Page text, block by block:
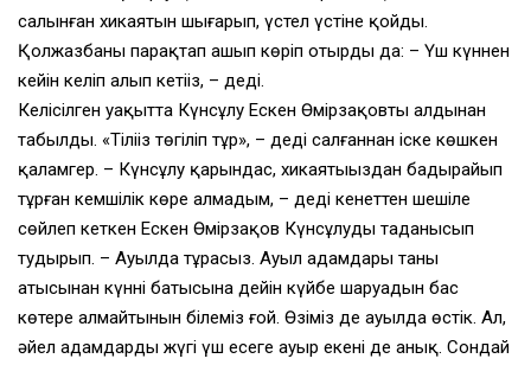
салынған хикаятын шығарып, үстел үстіне қойды.
Қолжазбаны парақтап ашып көріп отырды да: – Үш күннен
кейін келіп алып кетіңіз, – деді.
Келісілген уақытта Күнсұлу Ескен Өмірзақовтың алдынан
табылды. «Тіліңіз төгіліп тұр», – деді салғаннан іске көшкен
қаламгер. – Күнсұлу қарындас, хикаятыңыздан бадырайып
тұрған кемшілік көре алмадым, – деді кенеттен шешіле
сөйлеп кеткен Ескен Өмірзақов Күнсұлудың таңданысып
тудырып. – Ауылда тұрасыз. Ауыл адамдары таңның
атысынан күннің батысына дейін күйбең шаруадын бас
көтере алмайтынын білеміз ғой. Өзіміз де ауылда өстік. Ал,
әйел адамдардың жүгі үш есеге ауыр екені де анық. Сондай